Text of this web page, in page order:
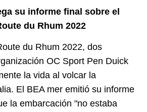
su informe final sobre el
du Rhum 2022
du Rhum 2022, dos
OC Sport Pen Duick
la vida al volcar la
El BEA mer emitió su informe
la embarcación "no estaba